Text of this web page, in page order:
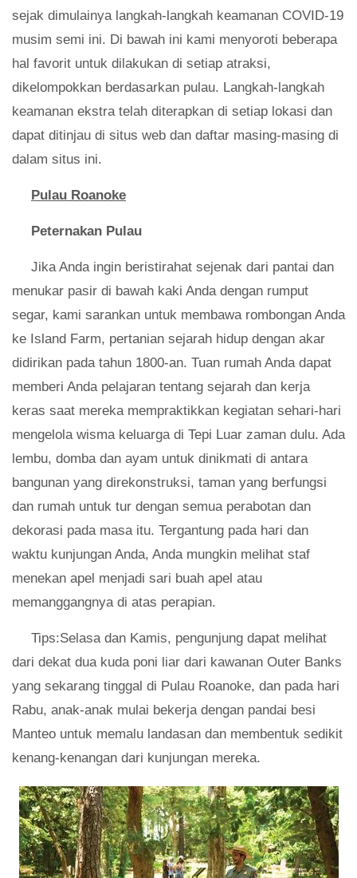
sejak dimulainya langkah-langkah keamanan COVID-19
musim semi ini. Di bawah ini kami menyoroti beberapa
hal favorit untuk dilakukan di setiap atraksi,
dikelompokkan berdasarkan pulau. Langkah-langkah
keamanan ekstra telah diterapkan di setiap lokasi dan
dapat ditinjau di situs web dan daftar masing-masing di
dalam situs ini.
Pulau Roanoke
Peternakan Pulau
Jika Anda ingin beristirahat sejenak dari pantai dan
menukar pasir di bawah kaki Anda dengan rumput
segar, kami sarankan untuk membawa rombongan Anda
ke Island Farm, pertanian sejarah hidup dengan akar
didirikan pada tahun 1800-an. Tuan rumah Anda dapat
memberi Anda pelajaran tentang sejarah dan kerja
keras saat mereka mempraktikkan kegiatan sehari-hari
mengelola wisma keluarga di Tepi Luar zaman dulu. Ada
lembu, domba dan ayam untuk dinikmati di antara
bangunan yang direkonstruksi, taman yang berfungsi
dan rumah untuk tur dengan semua perabotan dan
dekorasi pada masa itu. Tergantung pada hari dan
waktu kunjungan Anda, Anda mungkin melihat staf
menekan apel menjadi sari buah apel atau
memanggangnya di atas perapian.
Tips:Selasa dan Kamis, pengunjung dapat melihat
dari dekat dua kuda poni liar dari kawanan Outer Banks
yang sekarang tinggal di Pulau Roanoke, dan pada hari
Rabu, anak-anak mulai bekerja dengan pandai besi
Manteo untuk memalu landasan dan membentuk sedikit
kenang-kenangan dari kunjungan mereka.